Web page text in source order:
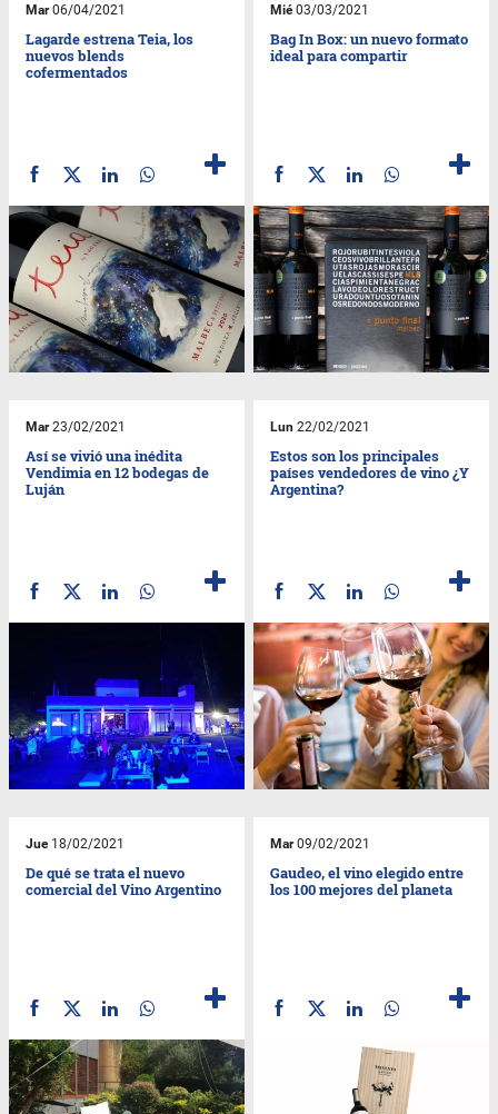
Mar06/04/2021
Lagarde estrena Teia, los
nuevos blends
cofermentados
Mié03/03/2021
Bag In Box: un nuevo formato
ideal para compartir
Mar23/02/2021
Así se vivió una inédita
Vendimia en 12 bodegas de
Luján
Lun 22/02/2021
Estos son los principales
países vendedores de vino ¿Y
Argentina?
Jue18/02/2021
De qué se trata el nuevo
comercial del Vino Argentino
Mar09/02/2021
Gaudeo, el vino elegido entre
los 100 mejores del planeta